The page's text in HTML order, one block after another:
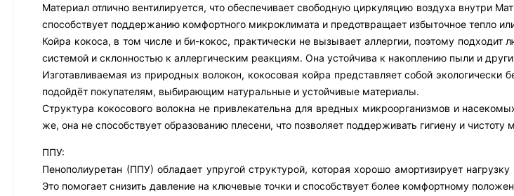
Материал отлично вентилируется, что обеспечивает свободную циркуляцию воздуха внутри
способствует поддержанию комфортного микроклимата и предотвращает избыточное тепло
Койра кокоса, в том числе и би-кокос, практически не вызывает аллергии, поэтому подходит
системой и склонностью к аллергическим реакциям. Она устойчива к накоплению пыли и
Изготавливаемая из природных волокон, кокосовая койра представляет собой экологически
подойдёт покупателям, выбирающим натуральные и устойчивые материалы.
Структура кокосового волокна не привлекательна для вредных микроорганизмов и
же, она не способствует образованию плесени, что позволяет поддерживать гигиену и чистоту
ППУ:
Пенополиуретан (ППУ) обладает упругой структурой, которая хорошо амортизирует
Это помогает снизить давление на ключевые точки и способствует более комфортному